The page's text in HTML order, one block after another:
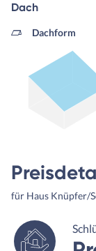
Dach
Dachform
für Haus Knüpfer/